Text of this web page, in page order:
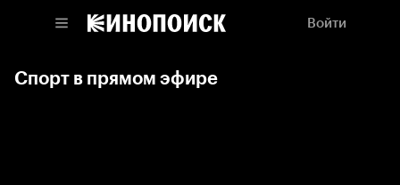
Войти
Спорт в прямом эфире